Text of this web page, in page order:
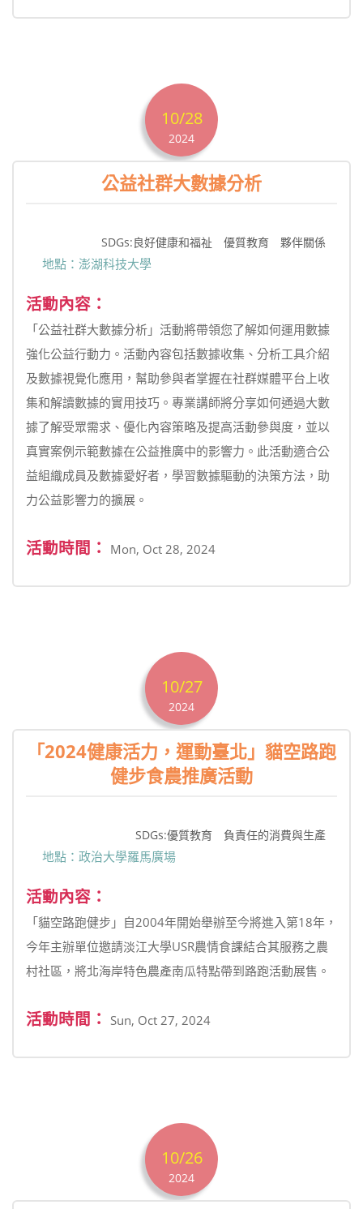
10/28
2024
公益社群大數據分析
SDGs:良好健康和福祉 優質教育 夥伴關係
地點：澎湖科技大學
活動內容：
「公益社群大數據分析」活動將帶領您了解如何運用數據
強化公益行動力。活動內容包括數據收集、分析工具介紹
及數據視覺化應用，幫助參與者掌握在社群媒體平台上收
集和解讀數據的實用技巧。專業講師將分享如何通過大數
據了解受眾需求、優化內容策略及提高活動參與度，並以
真實案例示範數據在公益推廣中的影響力。此活動適合公
益組織成員及數據愛好者，學習數據驅動的決策方法，助
力公益影響力的擴展。
活動時間： Mon, Oct 28, 2024
10/27
2024
「2024健康活力，運動臺北」貓空路跑
健步食農推廣活動
SDGs:優質教育 負責任的消費與生產
地點：政治大學羅馬廣場
活動內容：
「貓空路跑健步」自2004年開始舉辦至今將進入第18年，
今年主辦單位邀請淡江大學USR農情食課結合其服務之農
村社區，將北海岸特色農產南瓜特點帶到路跑活動展售。
活動時間： Sun, Oct 27, 2024
10/26
2024